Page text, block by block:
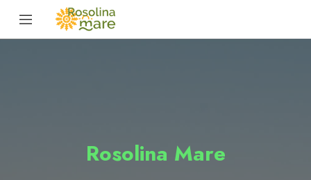
Rosolina Mare